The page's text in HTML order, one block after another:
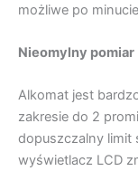
możliwe po
Nieomylny pomiar
Alkomat jest
zakresie do 2
dopuszczalny limit
wyświetlacz LCD